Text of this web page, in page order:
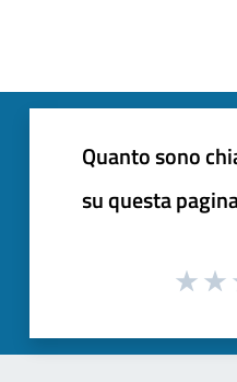
Quanto sono
su questa